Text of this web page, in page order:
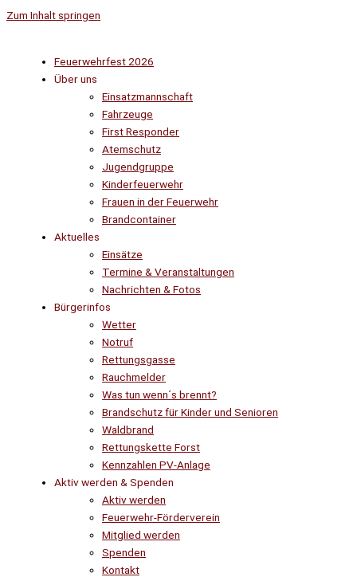
Zum Inhalt springen
Feuerwehrfest 2026
Über uns
Einsatzmannschaft
Fahrzeuge
First Responder
Atemschutz
Jugendgruppe
Kinderfeuerwehr
Frauen in der Feuerwehr
Brandcontainer
Aktuelles
Einsätze
Termine & Veranstaltungen
Nachrichten & Fotos
Bürgerinfos
Wetter
Notruf
Rettungsgasse
Rauchmelder
Was tun wenn´s brennt?
Brandschutz für Kinder und Senioren
Waldbrand
Rettungskette Forst
Kennzahlen PV-Anlage
Aktiv werden & Spenden
Aktiv werden
Feuerwehr-Förderverein
Mitglied werden
Spenden
Kontakt